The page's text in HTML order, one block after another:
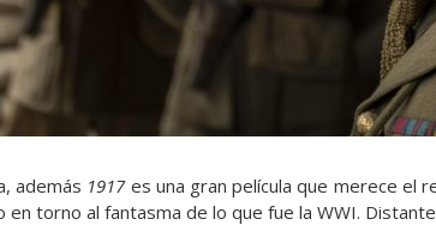
además 1917es una gran película que merece el
en torno al fantasma de lo que fue la WWI.